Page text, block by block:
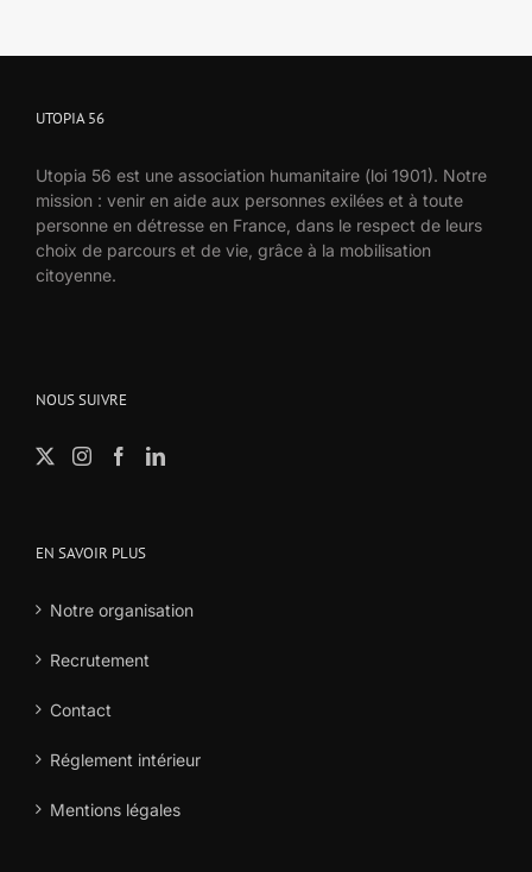
UTOPIA 56
Utopia 56 est une association humanitaire (loi 1901). Notre
mission : venir en aide aux personnes exilées et à toute
personne en détresse en France, dans le respect de leurs
choix de parcours et de vie, grâce à la mobilisation
citoyenne.
NOUS SUIVRE
EN SAVOIR PLUS
Notre organisation
Recrutement
Contact
Réglement intérieur
Mentions légales